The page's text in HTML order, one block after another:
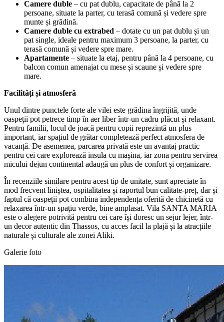
Camere duble – cu pat dublu, capacitate de până la 2
persoane, situate la parter, cu terasă comună și vedere spre
munte și grădină.
Camere duble cu extrabed – dotate cu un pat dublu și un
pat single, ideale pentru maximum 3 persoane, la parter, cu
terasă comună și vedere spre mare.
Apartamente – situate la etaj, pentru până la 4 persoane, cu
balcon comun amenajat cu mese și scaune și vedere spre
mare.
Facilități și atmosferă
Unul dintre punctele forte ale vilei este grădina îngrijită, unde
oaspeții pot petrece timp în aer liber într-un cadru plăcut și relaxant.
Pentru familii, locul de joacă pentru copii reprezintă un plus
important, iar spațiul de grătar completează perfect atmosfera de
vacanță. De asemenea, parcarea privată este un avantaj practic
pentru cei care explorează insula cu mașina, iar zona pentru servirea
micului dejun continental adaugă un plus de confort și organizare.
În recenziile similare pentru acest tip de unitate, sunt apreciate în
mod frecvent liniștea, ospitalitatea și raportul bun calitate-preț, dar și
faptul că oaspeții pot combina independența oferită de chicinetă cu
relaxarea într-un spațiu verde, bine amplasat. Vila SANTA MARIA
este o alegere potrivită pentru cei care își doresc un sejur lejer, într-
un decor autentic din Thassos, cu acces facil la plajă și la atracțiile
naturale și culturale ale zonei Aliki.
Galerie foto